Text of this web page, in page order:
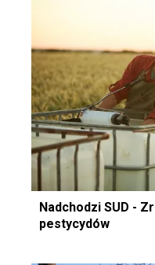
Nadchodzi SUD -
pestycydów